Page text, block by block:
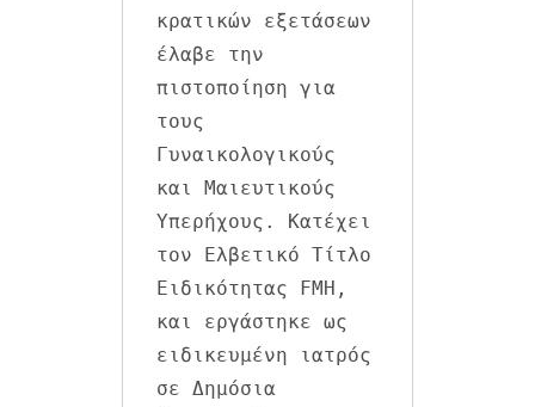
κρατικών εξετάσεων
έλαβε την
πιστοποίηση για
τους
Γυναικολογικούς
και Μαιευτικούς
Υπερήχους. Κατέχει
τον Ελβετικό Τίτλο
Ειδικότητας FMH,
και εργάστηκε ως
ειδικευμένη ιατρός
σε Δημόσια